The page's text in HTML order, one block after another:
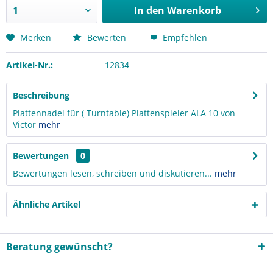
In den Warenkorb
Merken Bewerten Empfehlen
Artikel-Nr.: 12834
Beschreibung
Plattennadel für ( Turntable) Plattenspieler ALA 10 von
Victor mehr
Bewertungen
0
Bewertungen lesen, schreiben und diskutieren... mehr
Ähnliche Artikel
Beratung gewünscht?